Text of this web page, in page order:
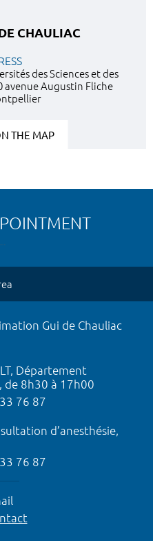
CHAULIAC
des Sciences et des
avenue Augustin Fliche
THE MAP
Gui de Chauliac
Département
de 8h30 à 17h00
76 87
d’anesthésie,
76 87